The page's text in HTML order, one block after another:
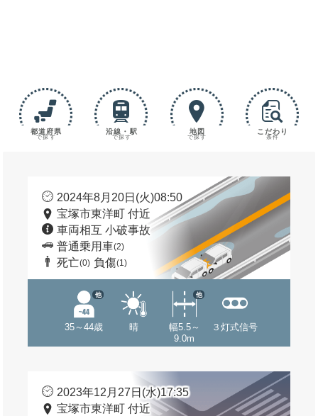
都道府県
で探す
沿線・駅
で探す
地図
で探す
こだわり
条件
2024年8月20日(火)08:50
宝塚市東洋町 付近
車両相互 小破事故
普通乗用車(2)
死亡(0) 負傷(1)
35～44歳
他
晴
幅5.5～
9.0m
他
３灯式信号
2023年12月27日(水)17:35
宝塚市東洋町 付近